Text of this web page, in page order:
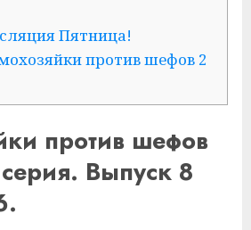
Пятница!
против шефов 2
против шефов
Выпуск 8